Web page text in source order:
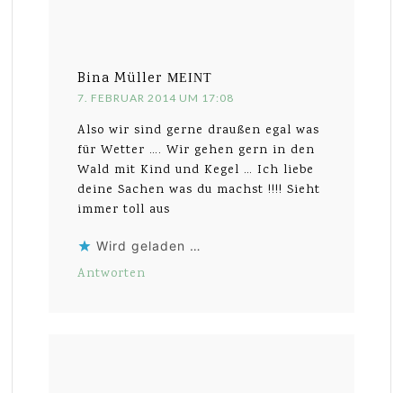
Bina Müller MEINT
7. FEBRUAR 2014 UM 17:08
Also wir sind gerne draußen egal was
für Wetter …. Wir gehen gern in den
Wald mit Kind und Kegel … Ich liebe
deine Sachen was du machst !!!! Sieht
immer toll aus
Wird geladen …
Antworten